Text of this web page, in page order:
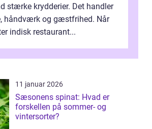
stærke krydderier. Det handler
håndværk og gæstfrihed. Når
indisk restaurant...
11 januar 2026
Sæsonens spinat: Hvad er
forskellen på sommer- og
vintersorter?